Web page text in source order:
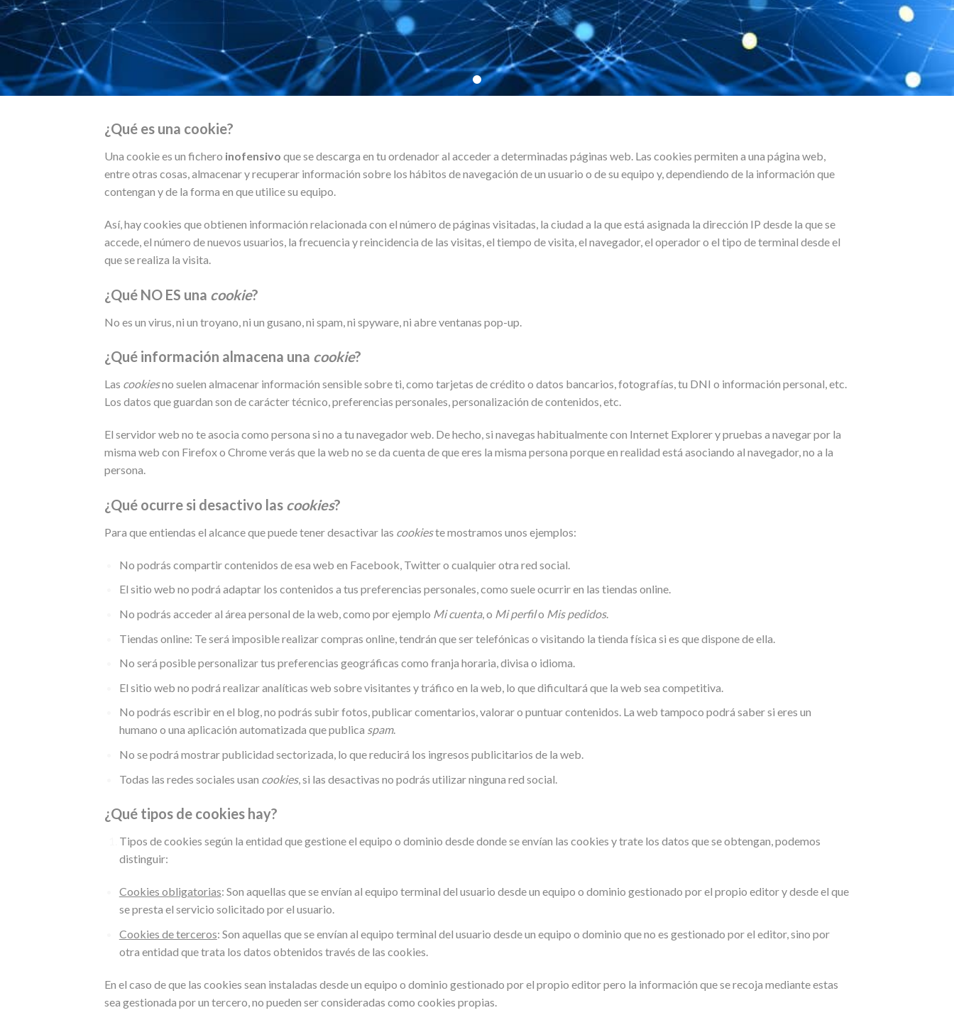
¿Qué es una cookie?
Una cookie es un fichero inofensivo que se descarga en tu ordenador al acceder a determinadas páginas web. Las cookies permiten a una página web,
entre otras cosas, almacenar y recuperar información sobre los hábitos de navegación de un usuario o de su equipo y, dependiendo de la información que
contengan y de la forma en que utilice su equipo.
Así, hay cookies que obtienen información relacionada con el número de páginas visitadas, la ciudad a la que está asignada la dirección IP desde la que se
accede, el número de nuevos usuarios, la frecuencia y reincidencia de las visitas, el tiempo de visita, el navegador, el operador o el tipo de terminal desde el
que se realiza la visita.
¿Qué NO ES una cookie?
No es un virus, ni un troyano, ni un gusano, ni spam, ni spyware, ni abre ventanas pop-up.
¿Qué información almacena una cookie?
Las cookiesno suelen almacenar información sensible sobre ti, como tarjetas de crédito o datos bancarios, fotografías, tu DNI o información personal, etc.
Los datos que guardan son de carácter técnico, preferencias personales, personalización de contenidos, etc.
El servidor web no te asocia como persona si no a tu navegador web. De hecho, si navegas habitualmente con Internet Explorer y pruebas a navegar por la
misma web con Firefox o Chrome verás que la web no se da cuenta de que eres la misma persona porque en realidad está asociando al navegador, no a la
persona.
¿Qué ocurre si desactivo las cookies?
Para que entiendas el alcance que puede tener desactivar las cookieste mostramos unos ejemplos:
No podrás compartir contenidos de esa web en Facebook, Twitter o cualquier otra red social.
El sitio web no podrá adaptar los contenidos a tus preferencias personales, como suele ocurrir en las tiendas online.
No podrás acceder al área personal de la web, como por ejemplo Mi cuenta, o Mi perfilo Mis pedidos.
Tiendas online: Te será imposible realizar compras online, tendrán que ser telefónicas o visitando la tienda física si es que dispone de ella.
No será posible personalizar tus preferencias geográficas como franja horaria, divisa o idioma.
El sitio web no podrá realizar analíticas web sobre visitantes y tráfico en la web, lo que dificultará que la web sea competitiva.
No podrás escribir en el blog, no podrás subir fotos, publicar comentarios, valorar o puntuar contenidos. La web tampoco podrá saber si eres un
humano o una aplicación automatizada que publica spam.
No se podrá mostrar publicidad sectorizada, lo que reducirá los ingresos publicitarios de la web.
Todas las redes sociales usan cookies, si las desactivas no podrás utilizar ninguna red social.
¿Qué tipos de cookies hay?
Tipos de cookies según la entidad que gestione el equipo o dominio desde donde se envían las cookies y trate los datos que se obtengan, podemos
distinguir:
Cookies obligatorias: Son aquellas que se envían al equipo terminal del usuario desde un equipo o dominio gestionado por el propio editor y desde el que
se presta el servicio solicitado por el usuario.
Cookies de terceros: Son aquellas que se envían al equipo terminal del usuario desde un equipo o dominio que no es gestionado por el editor, sino por
otra entidad que trata los datos obtenidos través de las cookies.
En el caso de que las cookies sean instaladas desde un equipo o dominio gestionado por el propio editor pero la información que se recoja mediante estas
sea gestionada por un tercero, no pueden ser consideradas como cookies propias.